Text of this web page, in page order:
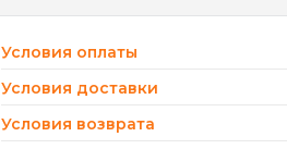
Условия оплаты
Условия доставки
Условия возврата